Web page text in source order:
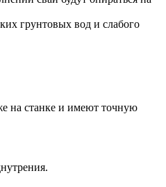
грунтовых вод и слабого
на станке и имеют точную